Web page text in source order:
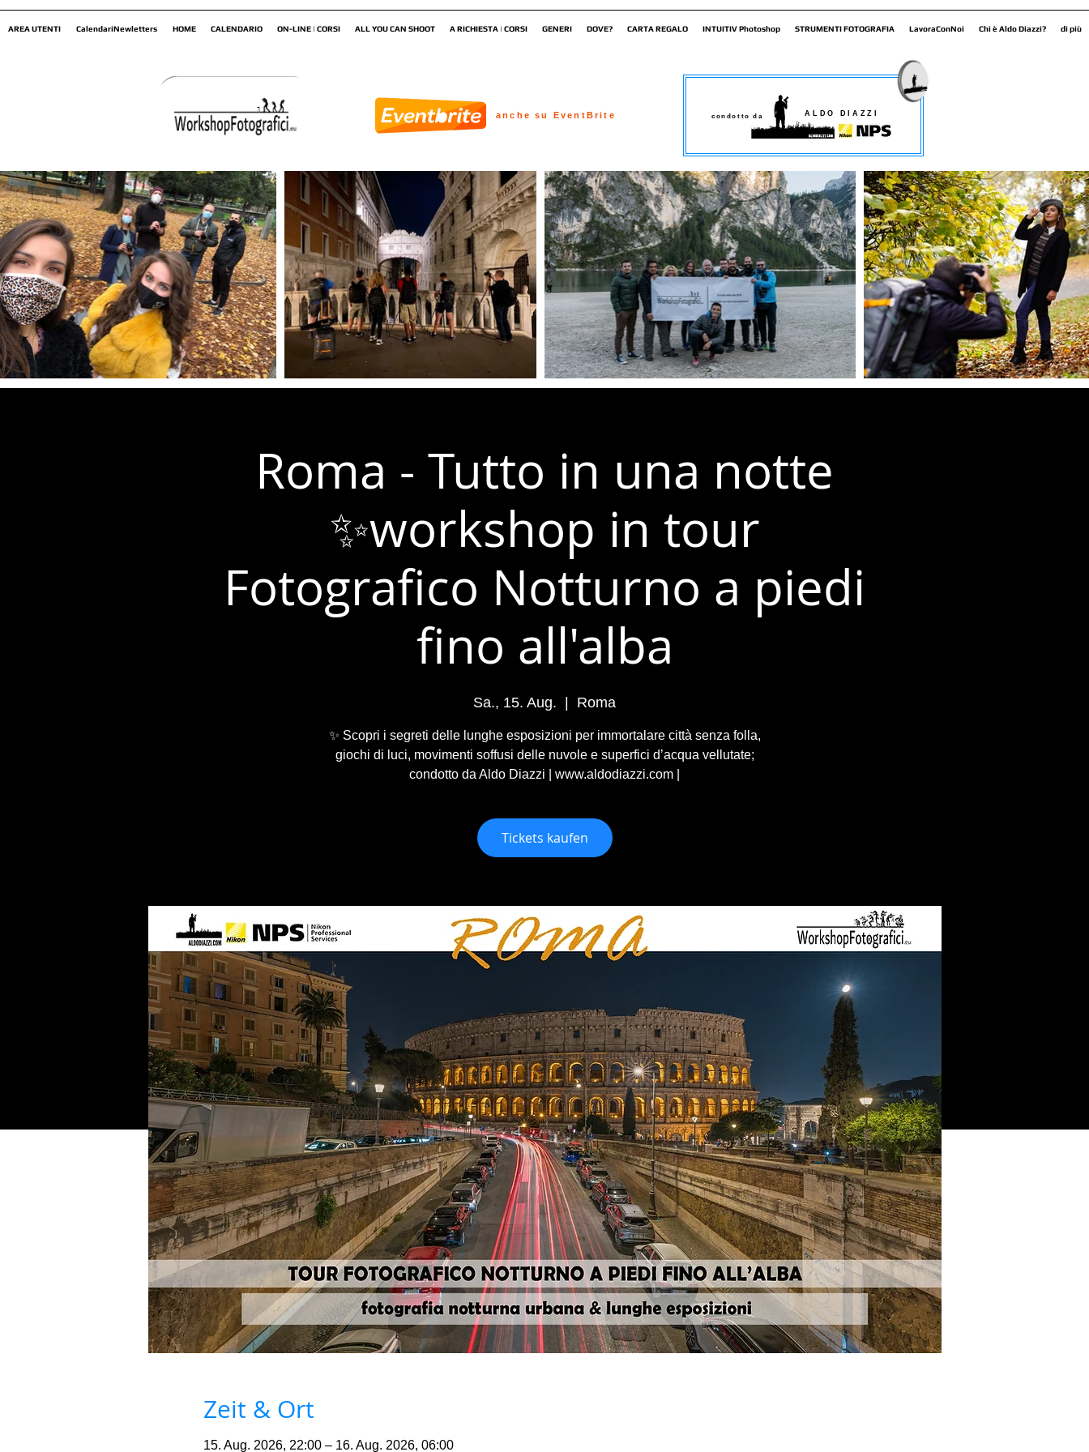
AREA UTENTI CalendariNewletters HOME CALENDARIO ON-LINE | CORSI ALL YOU CAN SHOOT A RICHIESTA | CORSI GENERI DOVE? CARTA REGALO INTUITIV Photoshop STRUMENTI FOTOGRAFIA LavoraConNoi Chi è Aldo Diazzi? di più
Roma - Tutto in una notte
✨workshop in tour
Fotografico Notturno a piedi
fino all'alba
Sa., 15. Aug. Roma
✨ Scopri i segreti delle lunghe esposizioni per immortalare città senza folla,
giochi di luci, movimenti soffusi delle nuvole e superfici d’acqua vellutate;
condotto da Aldo Diazzi | www.aldodiazzi.com |
Tickets kaufen
Zeit & Ort
15. Aug. 2026, 22:00 – 16. Aug. 2026, 06:00
condotto da ALDO DIAZZI
anche su EventBrite